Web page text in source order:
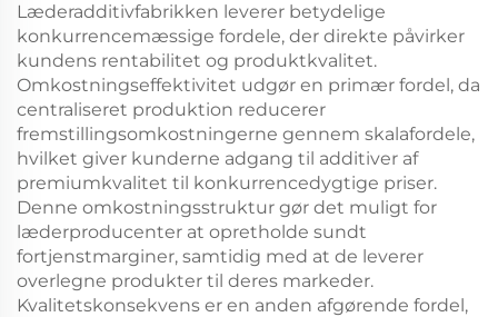
Læderadditivfabrikken leverer betydelige
konkurrencemæssige fordele, der direkte påvirker
kundens rentabilitet og produktkvalitet.
Omkostningseffektivitet udgør en primær fordel, da
centraliseret produktion reducerer
fremstillingsomkostningerne gennem skalafordele,
hvilket giver kunderne adgang til additiver af
premiumkvalitet til konkurrencedygtige priser.
Denne omkostningsstruktur gør det muligt for
læderproducenter at opretholde sundt
fortjenstmarginer, samtidig med at de leverer
overlegne produkter til deres markeder.
Kvalitetskonsekvens er en anden afgørende fordel,